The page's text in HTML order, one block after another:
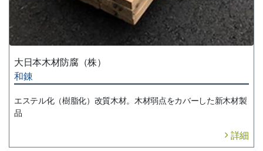
大日本木材防腐（株）
和錬
エステル化（樹脂化）改質木材。木材弱点をカバーした新木材製
品
詳細